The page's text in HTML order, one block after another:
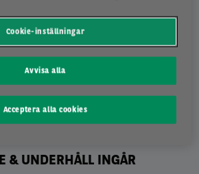
MÅNADSKOSTNAD
en fast månadskostnad utan några
Alltid till fast ränta.
& UNDERHÅLL INGÅR
Cookie-inställningar
Avvisa alla
Acceptera alla cookies